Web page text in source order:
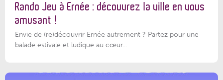
Rando Jeu à Ernée : découvrez la ville en vous
amusant !
Envie de (re)découvrir Ernée autrement ? Partez pour une
balade estivale et ludique au cœur...